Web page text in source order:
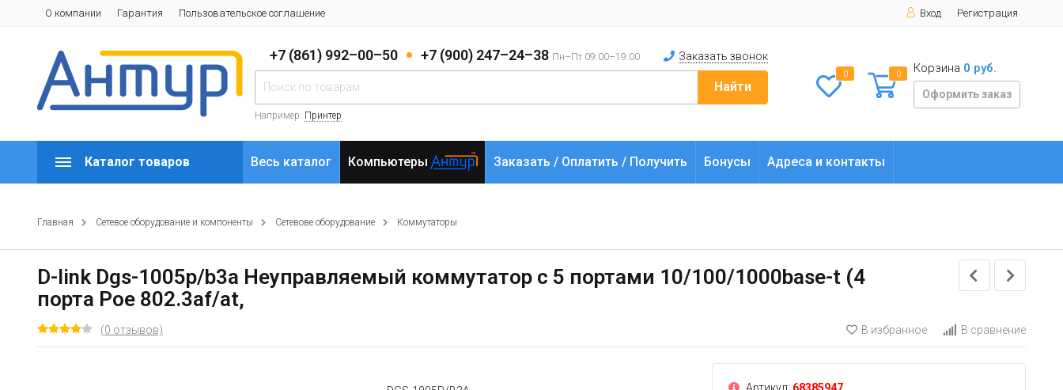
О компании Гарантия Пользовательское соглашение Вход Регистрация
+7 (861) 992–00–50 +7 (900) 247–24–38 Пн–Пт 09:00–19:00 Заказать звонок
Найти
Например: Принтер
0 0 Корзина 0 руб.
Оформить заказ
Каталог товаров Весь каталог Компьютеры Заказать / Оплатить / Получить Бонусы Адреса и контакты
Главная Сетевое оборудование и компоненты Сетевове оборудование Коммутаторы
D-link Dgs-1005p/b3a Неуправляемый коммутатор с 5 портами 10/100/1000base-t (4
порта Poe 802.3af/at,
(0 отзывов) В избранное В сравнение